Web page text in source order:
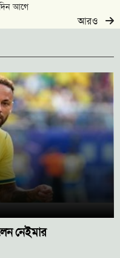
আগে
আরও
নেইমার